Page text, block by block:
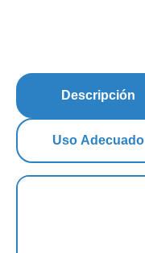
Descripción
Uso Adecuado